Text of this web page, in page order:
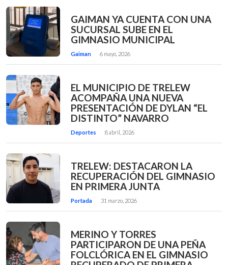
GAIMAN YA CUENTA CON UNA
SUCURSAL SUBE EN EL
GIMNASIO MUNICIPAL
Gaiman 6 mayo, 2026
EL MUNICIPIO DE TRELEW
ACOMPAÑA UNA NUEVA
PRESENTACIÓN DE DYLAN “EL
DISTINTO” NAVARRO
Deportes 8 abril, 2026
TRELEW: DESTACARON LA
RECUPERACIÓN DEL GIMNASIO
EN PRIMERA JUNTA
Portada 31 marzo, 2026
MERINO Y TORRES
PARTICIPARON DE UNA PEÑA
FOLCLÓRICA EN EL GIMNASIO